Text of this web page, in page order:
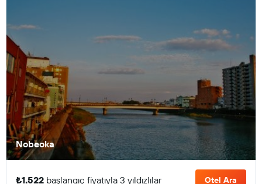
Nobeoka
₺1.522 başlangıç fiyatıyla 3 yıldızlılar Otel Ara